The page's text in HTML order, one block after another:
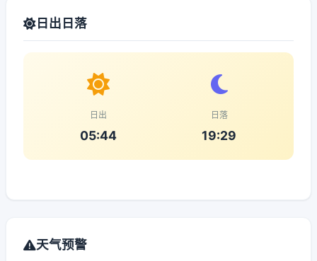
日出日落
日出
05:44
日落
19:29
天气预警